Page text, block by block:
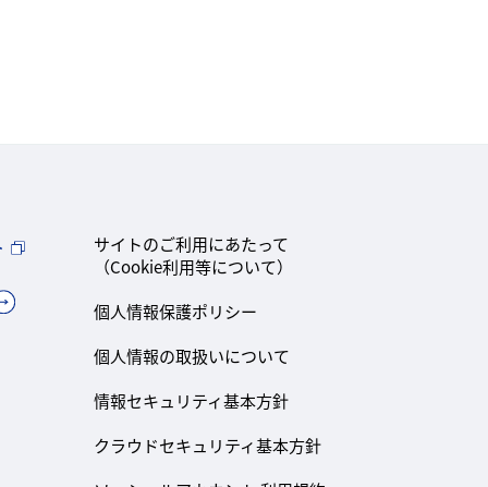
サイトのご利用にあたって
（Cookie利用等について）
個人情報保護ポリシー
個人情報の取扱いについて
情報セキュリティ基本方針
クラウドセキュリティ基本方針